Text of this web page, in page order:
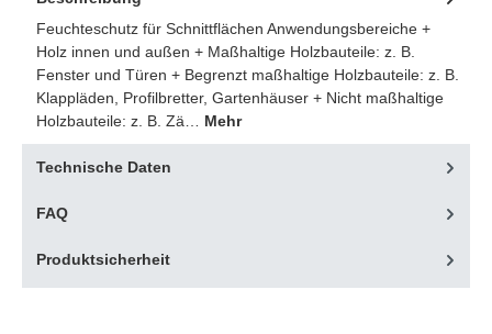
Feuchteschutz für Schnittflächen Anwendungsbereiche +
Holz innen und außen + Maßhaltige Holzbauteile: z. B.
Fenster und Türen + Begrenzt maßhaltige Holzbauteile: z. B.
Klappläden, Profilbretter, Gartenhäuser + Nicht maßhaltige
Holzbauteile: z. B. Zä… Mehr
Technische Daten
FAQ
Produktsicherheit